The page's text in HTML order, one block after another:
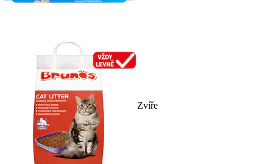
Zvíře